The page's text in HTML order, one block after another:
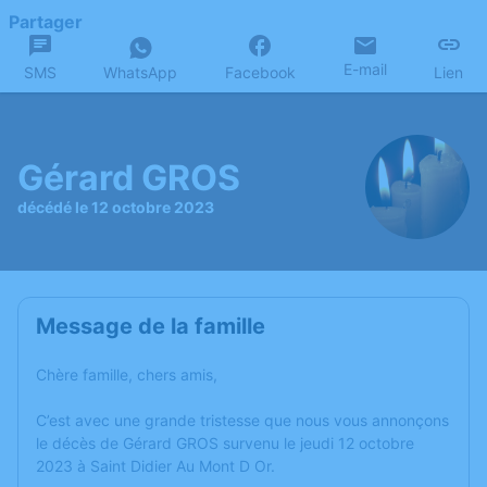
Partager
SMS WhatsApp Facebook E-mail Lien
Gérard GROS
décédé le 12 octobre 2023
Message de la famille
Chère famille, chers amis,
C’est avec une grande tristesse que nous vous annonçons
le décès de Gérard GROS survenu le jeudi 12 octobre
2023 à Saint Didier Au Mont D Or.